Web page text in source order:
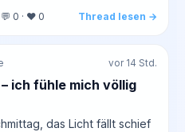
💬 0 · ❤️ 0 Thread lesen →
vor 14 Std.
ich fühle mich völlig
das Licht fällt schief